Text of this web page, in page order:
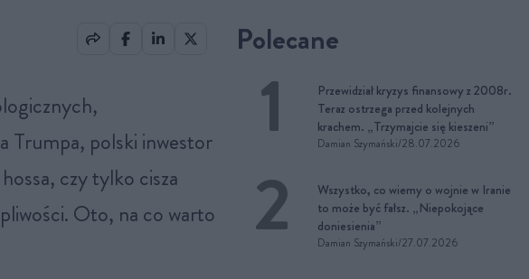
Trumpa, polski inwestor
czy tylko cisza
Oto, na co warto
Polecane
Przewidział kryzys finansowy z 2008r.
Teraz ostrzega przed kolejnych
krachem. „Trzymajcie się kieszeni”
Damian Szymański/28.07.2026
Wszystko, co wiemy o wojnie w Iranie
to może być fałsz. „Niepokojące
doniesienia”
Damian Szymański/27.07.2026